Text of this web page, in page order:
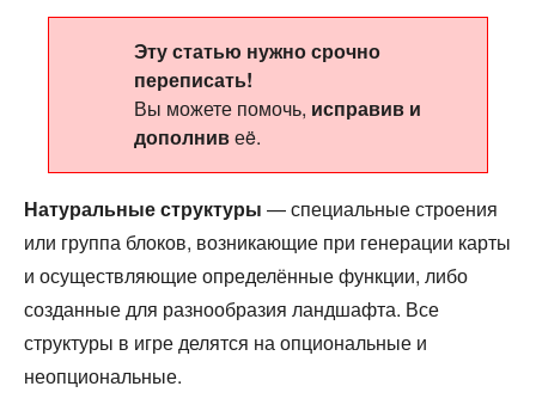
Эту статью нужно срочно
переписать!
Вы можете помочь, исправив и
дополнивеë.
Натуральные структуры — специальные строения
или группа блоков, возникающие при генерации карты
и осуществляющие определённые функции, либо
созданные для разнообразия ландшафта. Все
структуры в игре делятся на опциональные и
неопциональные.